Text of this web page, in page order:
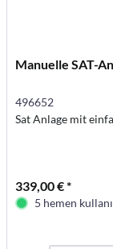
Manuelle SAT-
496652
Sat Anlage mit
339,00 € *
5 hemen